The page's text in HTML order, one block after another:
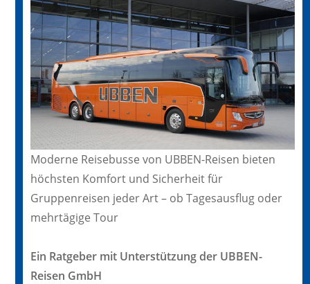
Moderne Reisebusse von UBBEN-Reisen bieten
höchsten Komfort und Sicherheit für
Gruppenreisen jeder Art – ob Tagesausflug oder
mehrtägige Tour
Ein Ratgeber mit Unterstützung der UBBEN-
Reisen GmbH